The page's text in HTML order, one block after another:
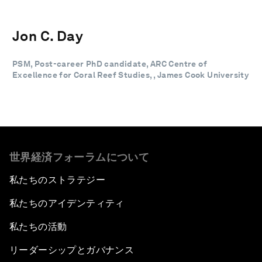
Jon C. Day
PSM, Post-career PhD candidate, ARC Centre of
Excellence for Coral Reef Studies, , James Cook University
世界経済フォーラムについて
私たちのストラテジー
私たちのアイデンティティ
私たちの活動
リーダーシップとガバナンス